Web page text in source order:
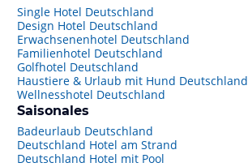
Single Hotel Deutschland
Design Hotel Deutschland
Erwachsenenhotel Deutschland
Familienhotel Deutschland
Golfhotel Deutschland
Haustiere & Urlaub mit Hund Deutschland
Wellnesshotel Deutschland
Saisonales
Badeurlaub Deutschland
Deutschland Hotel am Strand
Deutschland Hotel mit Pool